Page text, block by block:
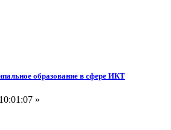
образование в сфере ИКТ
»